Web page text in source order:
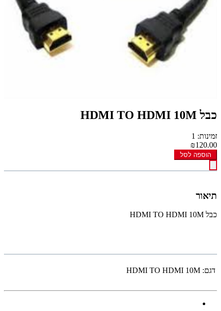
כבל HDMI TO HDMI 10M
זמינות: 1
₪120.00
הוספה לסל
תיאור
כבל HDMI TO HDMI 10M
דגם: HDMI TO HDMI 10M